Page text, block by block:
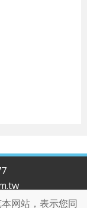
网站，表示您同
有